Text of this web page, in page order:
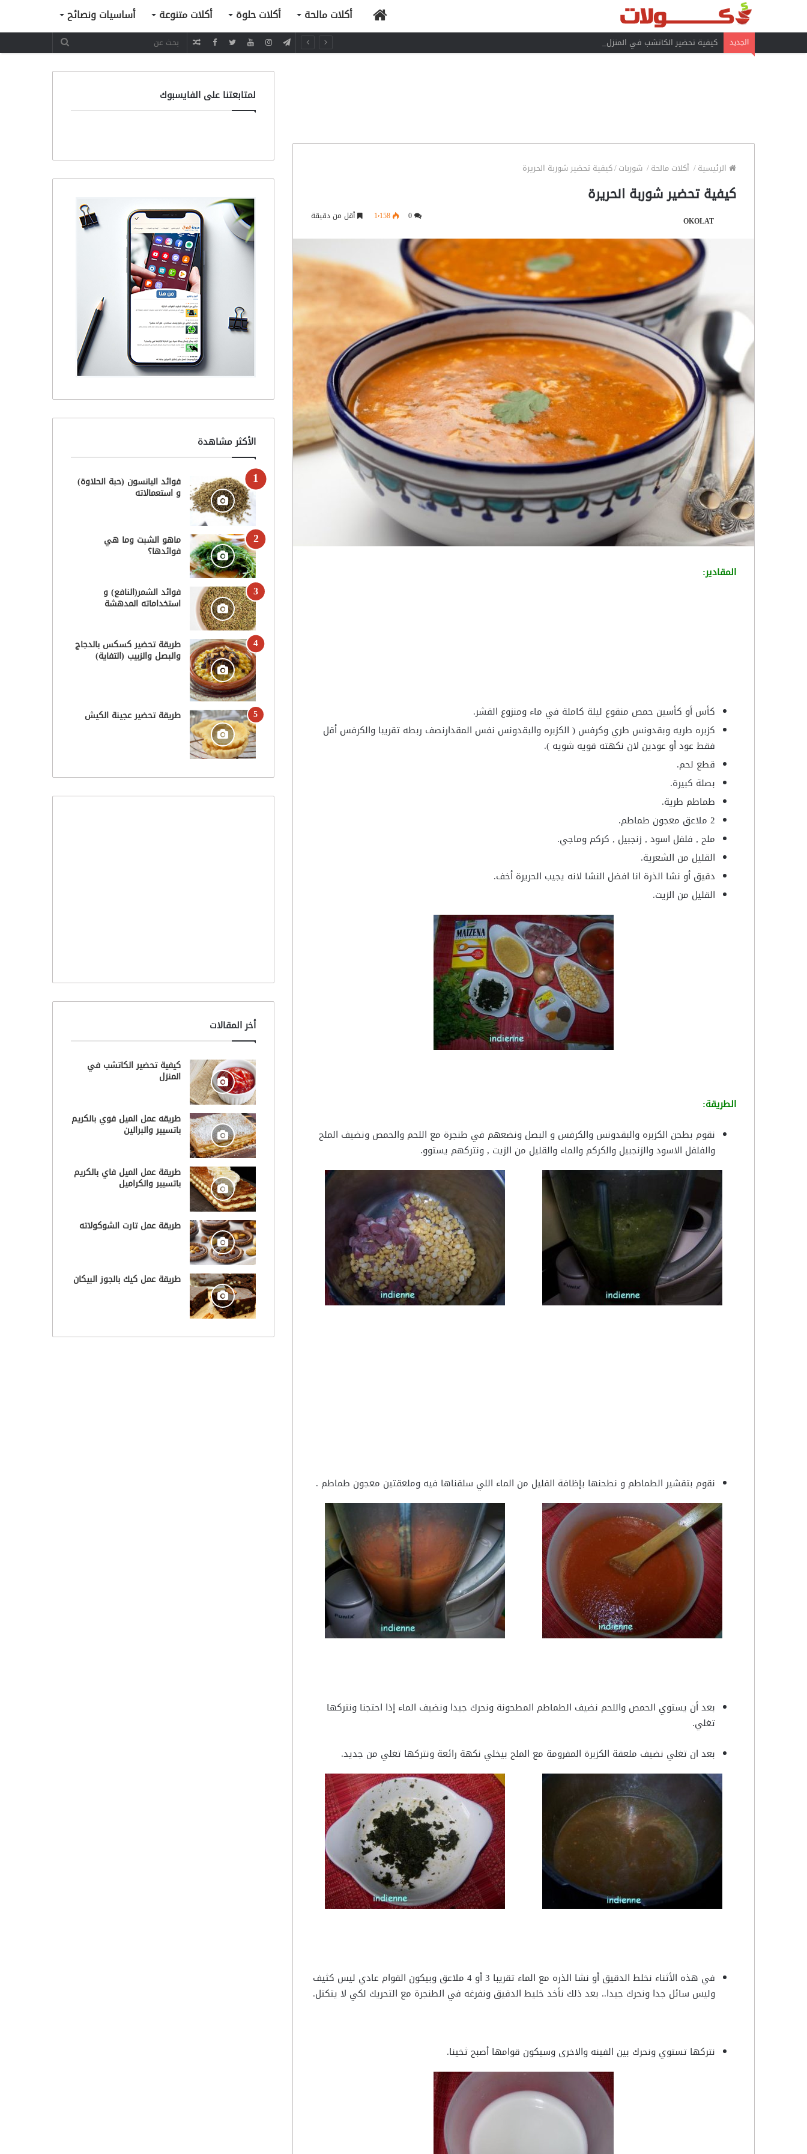
الرئيسيةأكلات مالحة أكلات حلوة أكلات متنوعة أساسيات ونصائح
الجديد كيفية تحضير الكاتشب في المنزل
مقال
الرئيسية/ أكلات مالحة/ شوربات/كيفية تحضير شوربة الحريرة
كيفية تحضير شوربة الحريرة
OKOLAT 1٬158 أقل من دقيقة
المقادير:
كأس أو كأسين حمص منقوع ليلة كاملة في ماء ومنزوع القشر.
كزبره طريه وبقدونس طري وكرفس ( الكزبره والبقدونس نفس المقدارنصف ربطه تقريبا والكرفس أقل
فقط عود أو عودين لان نكهته قويه شويه ).
قطع لحم.
بصلة كبيرة.
طماطم طرية.
2 ملاعق معجون طماطم.
ملح , فلفل اسود , زنجبيل , كركم وماجي.
القليل من الشعرية.
دقيق أو نشا الذرة انا افضل النشا لانه يجيب الحريرة أخف.
القليل من الزيت.
الطريقة:
نقوم بطحن الكزبره والبقدونس والكرفس و البصل ونضعهم في طنجرة مع اللحم والحمص ونضيف الملح
والفلفل الاسود والزنجبيل والكركم والماء والقليل من الزيت , ونتركهم يستوو.
نقوم بتقشير الطماطم و نطحنها بإظافة القليل من الماء اللي سلقناها فيه وملعقتين معجون طماطم .
بعد أن يستوي الحمص واللحم نضيف الطماطم المطحونة ونحرك جيدا ونضيف الماء إذا احتجنا ونتركها
تغلي.
بعد ان تغلي نضيف ملعقة الكزبرة المفرومة مع الملح بيخلي نكهة رائعة ونتركها تغلي من جديد.
في هذه الأثناء نخلط الدقيق أو نشا الذره مع الماء تقريبا 3 أو 4 ملاعق وبيكون القوام عادي ليس كثيف
وليس سائل جدا ونحرك جيدا.. بعد ذلك نأخد خليط الدقيق ونفرغه في الطنجرة مع التحريك لكي لا يتكتل.
نتركها تستوي ونحرك بين الفينه والاخرى وسيكون قوامها أصبح ثخينا.
لمتابعتنا على الفايسبوك
الأكثر مشاهدة
فوائد اليانسون (حبة الحلاوة)
و استعمالاته
ماهو الشبت وما هي
فوائدها؟
فوائد الشمر(النافع) و
استخداماته المدهشة
طريقة تحضير كسكس بالدجاج
والبصل والزبيب (التفاية)
طريقة تحضير عجينة الكيش
أخر المقالات
كيفية تحضير الكاتشب في
المنزل
طريقه عمل الميل فوي بالكريم
باتسيير والبرالين
طريقة عمل الميل فاي بالكريم
باتسيير والكراميل
طريقة عمل تارت الشوكولاته
طريقة عمل كيك بالجوز البيكان